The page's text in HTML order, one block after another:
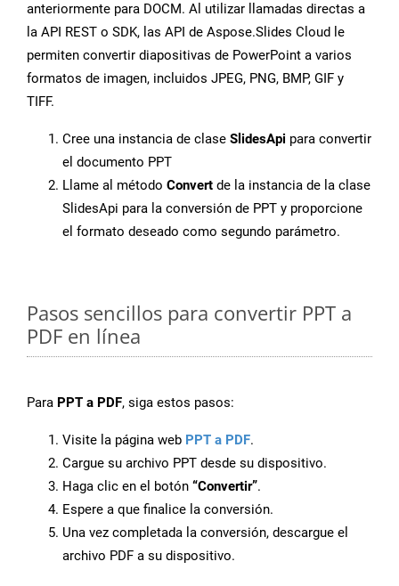
anteriormente para DOCM. Al utilizar llamadas directas a
la API REST o SDK, las API de Aspose.Slides Cloud le
permiten convertir diapositivas de PowerPoint a varios
formatos de imagen, incluidos JPEG, PNG, BMP, GIF y
TIFF.
Cree una instancia de clase SlidesApi para convertir
el documento PPT
Llame al método Convert de la instancia de la clase
SlidesApi para la conversión de PPT y proporcione
el formato deseado como segundo parámetro.
Pasos sencillos para convertir PPT a
PDF en línea
Para PPT a PDF, siga estos pasos:
Visite la página web PPT a PDF.
Cargue su archivo PPT desde su dispositivo.
Haga clic en el botón “Convertir”.
Espere a que finalice la conversión.
Una vez completada la conversión, descargue el
archivo PDF a su dispositivo.